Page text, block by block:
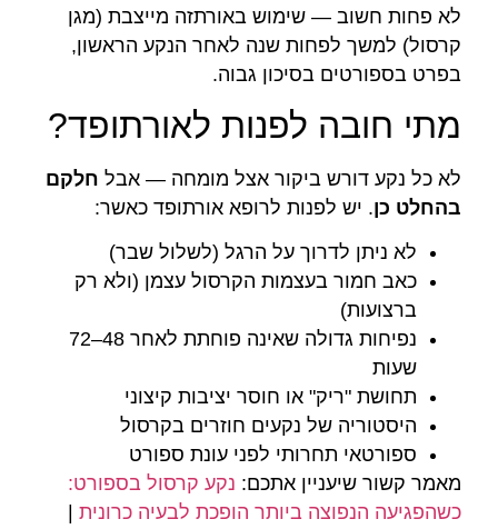
לא פחות חשוב — שימוש באורתזה מייצבת (מגן
קרסול) למשך לפחות שנה לאחר הנקע הראשון,
בפרט בספורטים בסיכון גבוה.
מתי חובה לפנות לאורתופד?
לא כל נקע דורש ביקור אצל מומחה — אבל חלקם
בהחלט כן. יש לפנות לרופא אורתופד כאשר:
לא ניתן לדרוך על הרגל (לשלול שבר)
כאב חמור בעצמות הקרסול עצמן (ולא רק
ברצועות)
נפיחות גדולה שאינה פוחתת לאחר 48–72
שעות
תחושת "ריק" או חוסר יציבות קיצוני
היסטוריה של נקעים חוזרים בקרסול
ספורטאי תחרותי לפני עונת ספורט
מאמר קשור שיעניין אתכם: נקע קרסול בספורט:
כשהפגיעה הנפוצה ביותר הופכת לבעיה כרונית